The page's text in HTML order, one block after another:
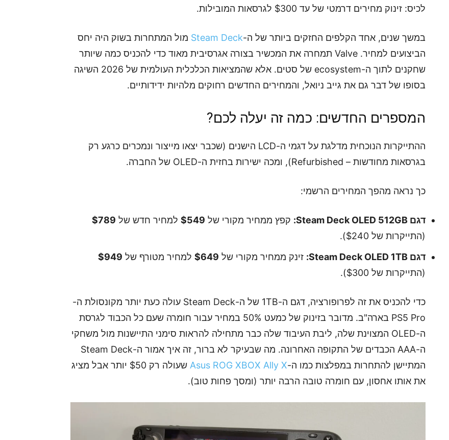
לכיס: זינוק מחירים דרמטי של עד $300 לגרסאות המובילות.
במשך שנים, אחד הקלפים החזקים ביותר של ה-Steam Deck מול המתחרות בשוק היה יחס
הביצועים למחיר. Valve תמחרה את המכשיר בצורה אגרסיבית מאוד כדי להכניס כמה שיותר
שחקנים לתוך ה-ecosystem של סטים. אלא שהמציאות הכלכלית העולמית של 2026 השיגה
בסופו של דבר גם את גייב ניואל, והמחירים החדשים רחוקים מלהיות ידידותיים.
המספרים החדשים: כמה זה יעלה לכם?
ההתייקרות הנוכחית מדלגת על דגמי ה-LCD הישנים (שכבר יצאו מייצור ונמכרים כרגע רק
בגרסאות מחודשות – Refurbished), ומכה ישירות בחזית ה-OLED של החברה.
כך נראה מהפך המחירים הרשמי:
דגם Steam Deck OLED 512GB: קפץ ממחיר מקורי של $549 למחיר חדש של $789
(התייקרות של $240).
דגם Steam Deck OLED 1TB:
זינק ממחיר מקורי של $649 למחיר מטורף של $949
(התייקרות של $300).
כדי להכניס את זה לפרופורציה, דגם ה-1TB של ה-Steam Deck עולה כעת יותר מקונסולת ה-
PS5 Pro בארה"ב. מדובר בזינוק של כמעט 50% במחיר עבור חומרה שעם כל הכבוד לגרסת
ה-OLED המצוינת שלה, ליבת העיבוד שלה כבר מתחילה להראות סימני התיישנות מול משחקי
ה-AAA הכבדים של התקופה האחרונה. מה שבעיקר לא ברור, זה איך אמור ה-Steam Deck
המתיישן להתחרות במפלצות כמו ה-Asus ROG XBOX Ally X
שעולה רק $50 יותר אבל מציג
את אותו אחסון, עם חומרה טובה הרבה יותר (ומסך פחות טוב).